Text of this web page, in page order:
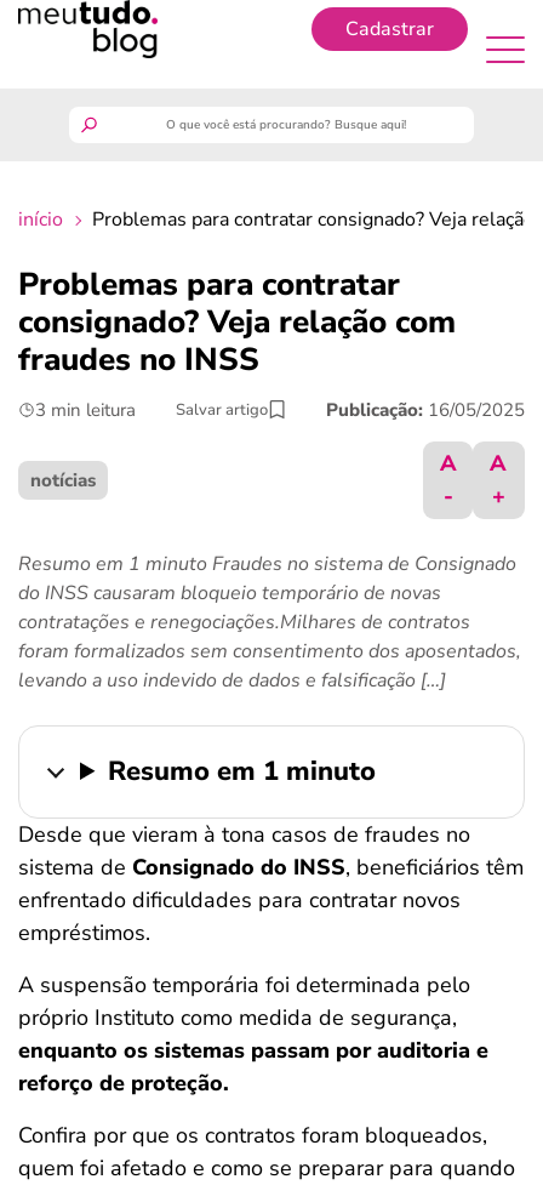
Cadastrar
finanças
benefícios
últimas notícias
ferramentas
início Problemas para contratar consignado? Veja relação
Problemas para contratar
consignado? Veja relação com
fraudes no INSS
3 min leitura Salvar artigo Publicação: 16/05/2025
notícias
A
-
A
+
Resumo em 1 minuto Fraudes no sistema de Consignado
do INSS causaram bloqueio temporário de novas
contratações e renegociações.Milhares de contratos
foram formalizados sem consentimento dos aposentados,
levando a uso indevido de dados e falsificação […]
Resumo em 1 minuto
Desde que vieram à tona casos de fraudes no
sistema de Consignado do INSS, beneficiários têm
enfrentado dificuldades para contratar novos
empréstimos.
A suspensão temporária foi determinada pelo
próprio Instituto como medida de segurança,
enquanto os sistemas passam por auditoria e
reforço de proteção.
Confira por que os contratos foram bloqueados,
quem foi afetado e como se preparar para quando